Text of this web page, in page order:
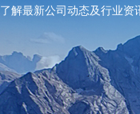
了解最新公司动态及行业资